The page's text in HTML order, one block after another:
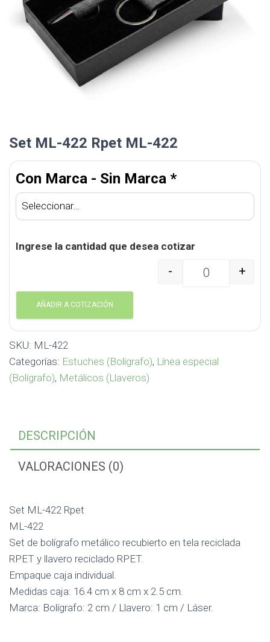
Set ML-422 Rpet ML-422
Con Marca - Sin Marca *
Ingrese la cantidad que desea cotizar
Set ML-422 Rpet ML-
- +
AÑADIR A COTIZACIÓN
SKU: ML-422
Categorías: Estuches (Bolígrafo), Línea especial
(Bolígrafo), Metálicos (Llaveros)
DESCRIPCIÓN
VALORACIONES (0)
Set ML-422 Rpet
ML-422
Set de bolígrafo metálico recubierto en tela reciclada
RPET y llavero reciclado RPET.
Empaque caja individual.
Medidas caja: 16.4 cm x 8 cm x 2.5 cm.
Marca: Bolígrafo: 2 cm / Llavero: 1 cm / Láser.